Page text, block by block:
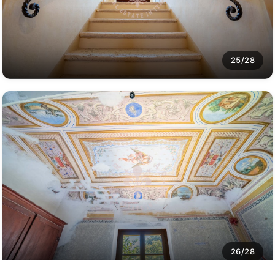
25/28
26/28